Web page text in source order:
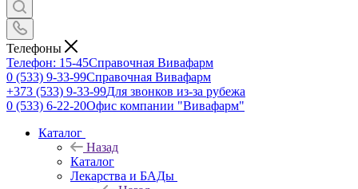
Телефоны
Телефон: 15-45Справочная Вивафарм
0 (533) 9-33-99Справочная Вивафарм
+373 (533) 9-33-99Для звонков из-за рубежа
0 (533) 6-22-20Офис компании "Вивафарм"
Каталог
Назад
Каталог
Лекарства и БАДы